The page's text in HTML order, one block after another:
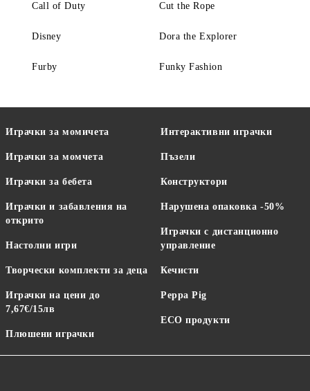
Call of Duty Cut the Rope
Disney Dora the Explorer
Furby Funky Fashion
Играчки за момичета
Играчки за момчета
Играчки за бебета
Играчки и забавления на
открито
Настолни игри
Творчески комплекти за деца
Играчки на цени до
7,67€/15лв
Плюшени играчки
Интерактивни играчки
Пъзели
Конструктори
Нарушена опаковка -50%
Играчки с дистанционно
управление
Кечисти
Peppa Pig
ECO продукти